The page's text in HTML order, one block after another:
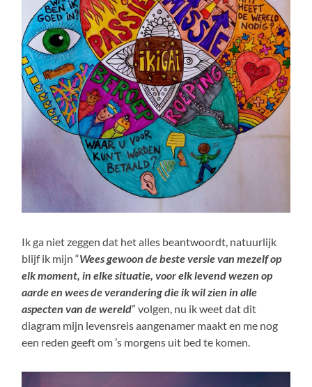
Ik ga niet zeggen dat het alles beantwoordt, natuurlijk
blijf ik mijn “Wees gewoon de beste versie van mezelf op
elk moment, in elke situatie, voor elk levend wezen op
aarde en wees de verandering die ik wil zien in alle
aspecten van de wereld” volgen, nu ik weet dat dit
diagram mijn levensreis aangenamer maakt en me nog
een reden geeft om ’s morgens uit bed te komen.